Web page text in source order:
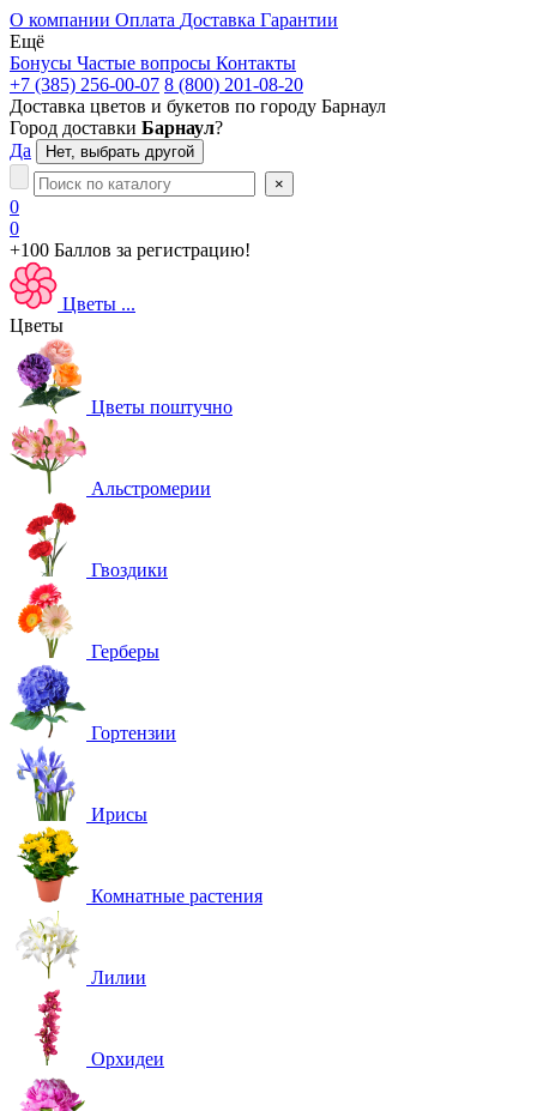
О компании Оплата Доставка Гарантии
Ещё
Бонусы Частые вопросы Контакты
+7 (385) 256-00-07 8 (800) 201-08-20
Доставка цветов и букетов по городу Барнаул
Город доставки Барнаул?
Да
Нет, выбрать другой
×
0
0
+100 Баллов за регистрацию!
Цветы ...
Цветы
Цветы поштучно
Альстромерии
Гвоздики
Герберы
Гортензии
Ирисы
Комнатные растения
Лилии
Орхидеи